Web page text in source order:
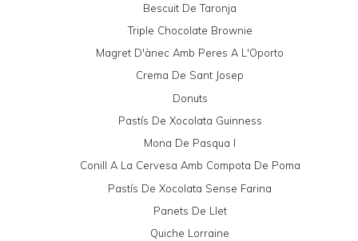
Bescuit De Taronja
Triple Chocolate Brownie
Magret D'ànec Amb Peres A L'Oporto
Crema De Sant Josep
Donuts
Pastís De Xocolata Guinness
Mona De Pasqua I
Conill A La Cervesa Amb Compota De Poma
Pastís De Xocolata Sense Farina
Panets De Llet
Quiche Lorraine